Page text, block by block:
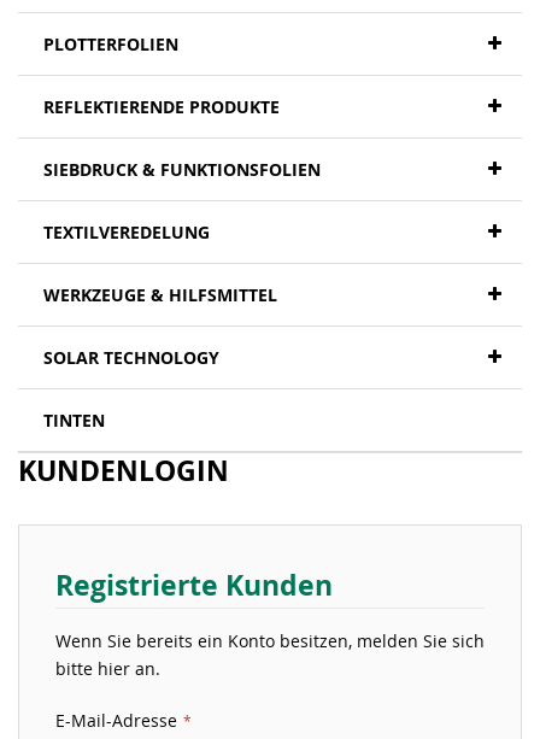
PLOTTERFOLIEN
REFLEKTIERENDE PRODUKTE
SIEBDRUCK & FUNKTIONSFOLIEN
TEXTILVEREDELUNG
WERKZEUGE & HILFSMITTEL
SOLAR TECHNOLOGY
TINTEN
KUNDENLOGIN
Registrierte Kunden
Wenn Sie bereits ein Konto besitzen, melden Sie sich
bitte hier an.
E-Mail-Adresse